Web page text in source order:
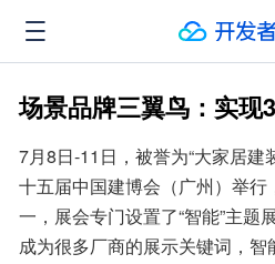
场景品牌三翼鸟：实现
7月8日-11日，被誉为“大家居建
十五届中国建博会（广州）举行
一，展会专门设置了“智能”主题
成为很多厂商的展示关键词，